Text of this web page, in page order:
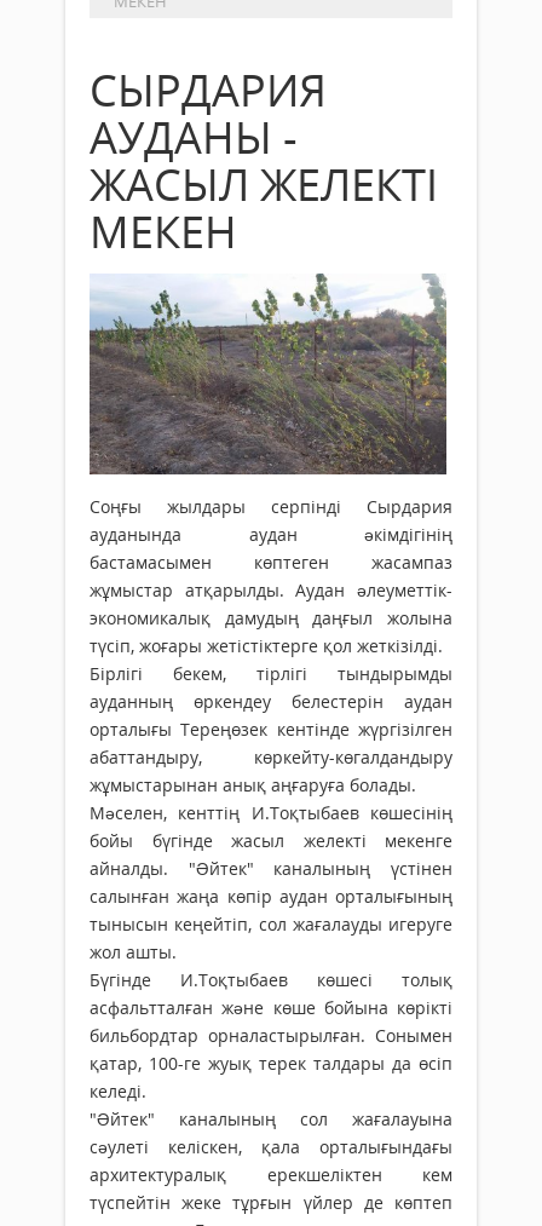
СЫРДАРИЯ
АУДАНЫ -
ЖАСЫЛ ЖЕЛЕКТІ
МЕКЕН
Соңғы жылдары серпінді Сырдария
ауданында аудан əкімдігінің
бастамасымен көптеген жасампаз
жұмыстар атқарылды. Аудан əлеуметтік-
экономикалық дамудың даңғыл жолына
түсіп, жоғары жетістіктерге қол жеткізілді.
Бірлігі бекем, тірлігі тындырымды
ауданның өркендеу белестерін аудан
орталығы Тереңөзек кентінде жүргізілген
абаттандыру, көркейту-көгалдандыру
жұмыстарынан анық аңғаруға болады.
Мəселен, кенттің И.Тоқтыбаев көшесінің
бойы бүгінде жасыл желекті мекенге
айналды. "Əйтек" каналының үстінен
салынған жаңа көпір аудан орталығының
тынысын кеңейтіп, сол жағалауды игеруге
жол ашты.
Бүгінде И.Тоқтыбаев көшесі толық
асфальтталған жəне көше бойына көрікті
бильбордтар орналастырылған. Сонымен
қатар, 100-ге жуық терек талдары да өсіп
келеді.
"Əйтек" каналының сол жағалауына
сəулеті келіскен, қала орталығындағы
архитектуралық ерекшеліктен кем
түспейтін жеке тұрғын үйлер де көптеп